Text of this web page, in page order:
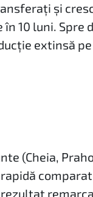
și
10 luni.
extinsă
(Cheia,
rezultat